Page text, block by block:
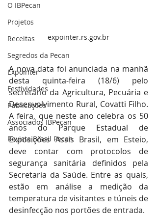
O IBPecan
Projetos
Receitas
Segredos da Pecan
Expointer
Festividades
Publicações
Associados IBPecan
Revista Brasil Pecan
expointer.rs.gov.br
A nova data foi anunciada na manhã
desta quinta-feira (18/6) pelo
secretário da Agricultura, Pecuária e
Desenvolvimento Rural, Covatti Filho.
A feira, que neste ano celebra os 50
anos do Parque Estadual de
Exposições Assis Brasil, em Esteio,
deve contar com protocolos de
segurança sanitária definidos pela
Secretaria da Saúde. Entre as quais,
estão em análise a medição da
temperatura de visitantes e túneis de
desinfecção nos portões de entrada.